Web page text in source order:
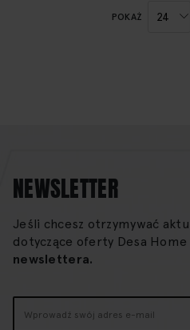
stronę
POKAŻ
NEWSLETTER
Jeśli chcesz otrzymywać
dotyczące oferty Desa Home
newslettera.
nasz